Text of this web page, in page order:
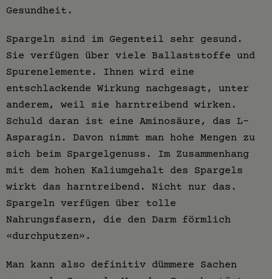
Gesundheit.
Spargeln sind im Gegenteil sehr gesund.
Sie verfügen über viele Ballaststoffe und
Spurenelemente. Ihnen wird eine
entschlackende Wirkung nachgesagt, unter
anderem, weil sie harntreibend wirken.
Schuld daran ist eine Aminosäure, das L-
Asparagin. Davon nimmt man hohe Mengen zu
sich beim Spargelgenuss. Im Zusammenhang
mit dem hohen Kaliumgehalt des Spargels
wirkt das harntreibend. Nicht nur das.
Spargeln verfügen über tolle
Nahrungsfasern, die den Darm förmlich
«durchputzen».
Man kann also definitiv dümmere Sachen